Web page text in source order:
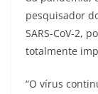
pesquisador
SARS-CoV-2,
totalmente
“O vírus